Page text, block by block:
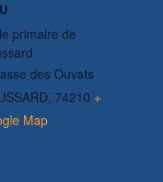
primaire de
des Ouvats
, 74210 +
Map